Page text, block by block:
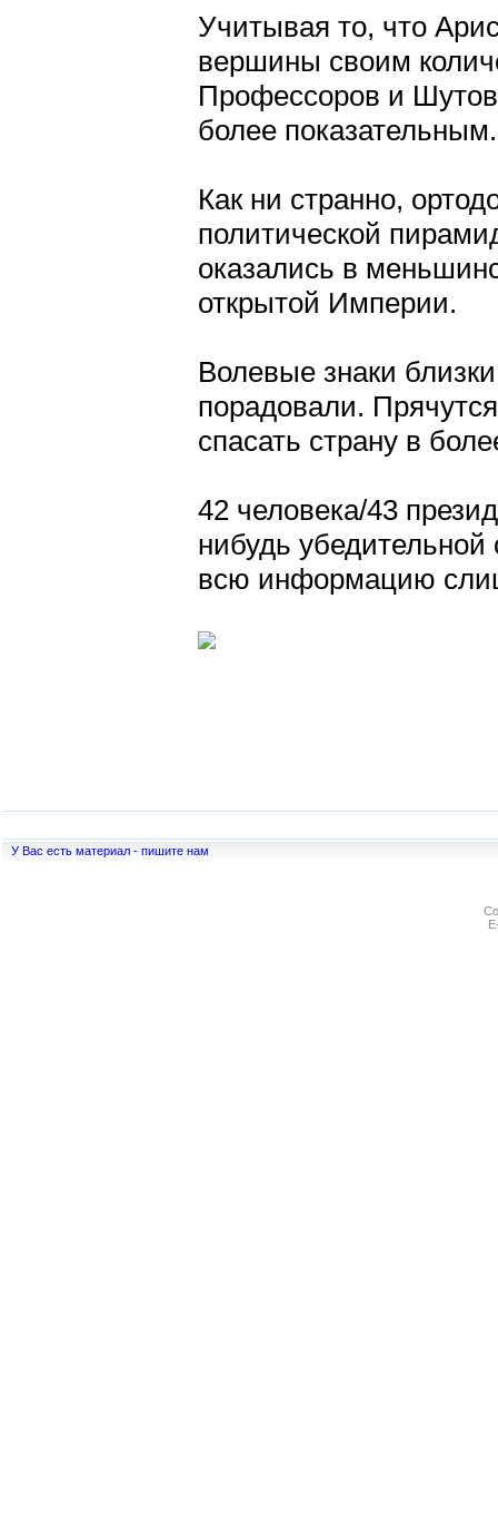
Учитывая то, что
вершины своим
Профессоров и
более показательным.
Как ни странно,
политической
оказались в
открытой Империи.
Волевые знаки
порадовали.
спасать страну в
42 человека/43
нибудь
всю информацию
У Вас есть материал - пишите нам